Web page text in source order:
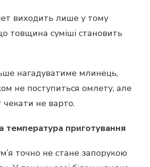
виходить лише у тому
товщина суміші становить
нагадуватиме млинець,
не поступиться омлету, але
не варто.
температура приготування
точно не стане запорукою